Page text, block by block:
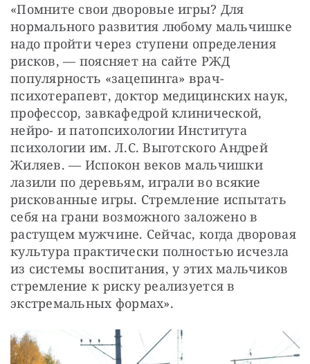
«Помните свои дворовые игры? Для
нормального развития любому мальчишке
надо пройти через ступени определения
рисков, — ​поясняет на сайте РЖД
популярность «зацепинга» врач-
психотерапевт, доктор медицинских наук,
профессор, завкафедрой клинической,
нейро- и патопсихологии Института
психологии им. Л.С. Выготского Андрей
Жиляев. — ​Испокон веков мальчишки
лазили по деревьям, играли во всякие
рискованные игры. Стремление испытать
себя на грани возможного заложено в
растущем мужчине. Сейчас, когда дворовая
культура практически полностью исчезла
из системы воспитания, у этих мальчиков
стремление к рис­ку реализуется в
экстремальных формах».